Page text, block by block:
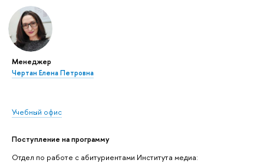
Менеджер
Чертан Елена Петровна
Учебный офис
Поступление на программу
Отдел по работе с абитуриентами Института медиа: